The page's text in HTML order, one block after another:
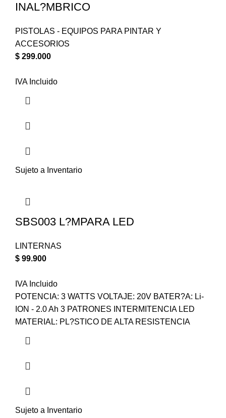
INAL?MBRICO
PISTOLAS - EQUIPOS PARA PINTAR Y
ACCESORIOS
$ 299.000
IVA Incluido
Sujeto a Inventario
SBS003 L?MPARA LED
LINTERNAS
$ 99.900
IVA Incluido
POTENCIA: 3 WATTS VOLTAJE: 20V BATER?A: Li-
ION - 2.0 Ah 3 PATRONES INTERMITENCIA LED
MATERIAL: PL?STICO DE ALTA RESISTENCIA
Sujeto a Inventario